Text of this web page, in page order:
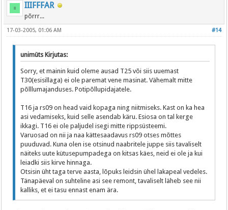
IIIFFFAR
põrrr...
#14
17-03-2005, 01:06 AM
unimüts Kirjutas:
Sorry, et mainin kuid oleme ausad T25 või siis uuemast
T30(esisillaga) ei ole paremat vene masinat. Vähemalt mitte
põlllumajanduses. Potipõllupidajatele.
T16 ja rs09 on head vaid kopaga ning niitmiseks. Kast on ka hea
asi vedamiseks, kuid selle asendab käru. Esiosa on tal kerge
ikkagi. T16 ei ole paljudel isegi mitte rippsüsteemi.
Varuosad on nii ja naa kättesaadavus rs09 otses mõttes
puuduvad. Kuna olen ise otsinud naabritele juppe siis tavaliselt
näiteks uute kütusepumpadega on kitsas käes, neid ei ole ja kui
leiadki siis kirve hinnaga.
Otsisin üht taga terve aasta, lõpuks leidsin ühel lakapeal vedeles.
Tänapäeval on suhteline asi see remont, tavaliselt läheb see nii
kalliks, et ei tasu ennast enam ära.